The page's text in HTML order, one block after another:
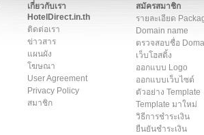
เกี่ยวกับเรา
HotelDirect.in.th
ติดต่อเรา
ข่าวสาร
แผนผัง
โฆษณา
User Agreement
Privacy Policy
สมาชิก
สมัครสมาชิก
รายละเอียด
Domain name
ตรวจสอบชื่อ
เว็บโฮสติ้ง
ออกแบบ Logo
ออกแบบเว็บไซต์
ตัวอย่าง Template
Template มาใหม่
วิธีการชำระเงิน
ยืนยันชำระเงิน